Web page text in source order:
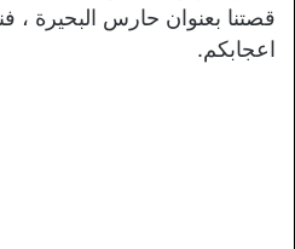
قصتنا بعنوان حارس البحيرة ،
اعجابكم.